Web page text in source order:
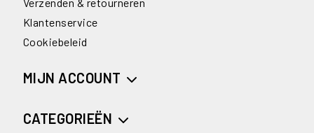
Klantenservice
Cookiebeleid
MIJN ACCOUNT
CATEGORIEËN